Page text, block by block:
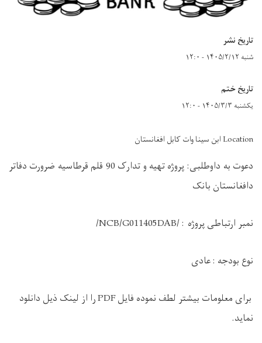
تاریخ نشر
شنبه ۱۴۰۵/۲/۱۲ - ۱۲:۰
تاریخ ختم
یکشنبه ۱۴۰۵/۳/۳ - ۱۲:۰
Location ابن سینا وات کابل افغانستان
دعوت به داوطلبی: پروژه
تهیه و تدارک 90 قلم قرطاسیه ضرورت دفاتر
دافغانستان بانک
نمبر ارتباطی پروژه :
DAB/
1405
/NCB/G01
نوع بودجه :عادی
برای معلومات بیشتر لطف نموده فایلPDFرا از لینک ذیل دانلود
نماید.